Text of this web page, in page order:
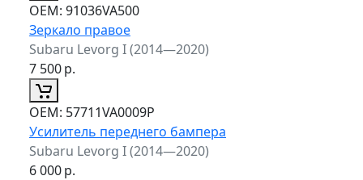
ОЕМ: 91036VA500
Зеркало правое
Subaru Levorg I (2014—2020)
7 500р.
ОЕМ: 57711VA0009P
Усилитель переднего бампера
Subaru Levorg I (2014—2020)
6 000р.